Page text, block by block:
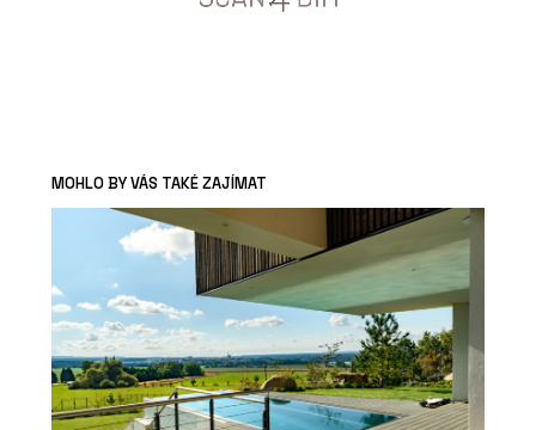
MOHLO BY VÁS TAKÉ ZAJÍMAT